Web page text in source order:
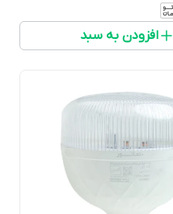
افزودن به سبد